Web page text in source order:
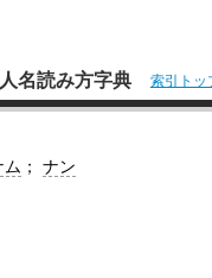
名読み方字典 索引トッ
ム ； ナン